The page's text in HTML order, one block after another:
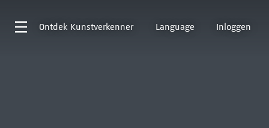
Ontdek Kunstverkenner Language Inloggen